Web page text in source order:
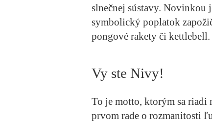
slnečnej sústavy. Novinkou
symbolický poplatok
pongové rakety či kettlebell.
Vy ste Nivy!
To je motto, ktorým sa riadi
prvom rade o rozmanitosti